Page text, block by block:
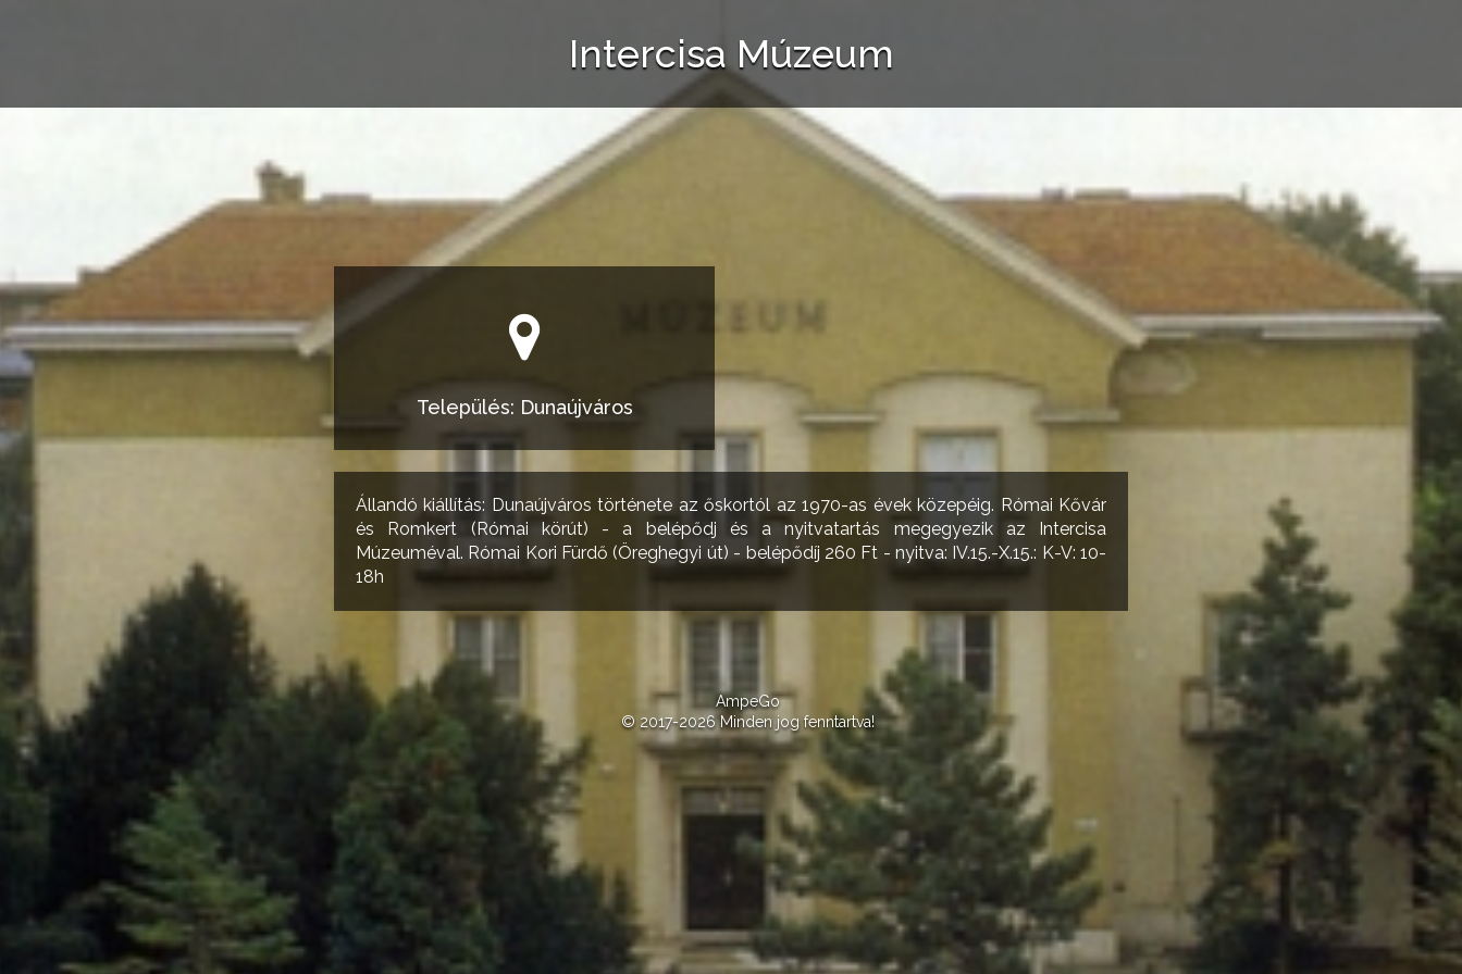
Intercisa Múzeum
Település: Dunaújváros
Állandó kiállítás: Dunaújváros története az őskortól az 1970-as évek közepéig. Római Kővár
és Romkert (Római körút) - a belépődj és a nyitvatartás megegyezik az Intercisa
Múzeuméval. Római Kori Fürdő (Öreghegyi út) - belépődíj 260 Ft - nyitva: IV.15.-X.15.: K-V: 10-
18h
AmpeGo
© 2017-2026 Minden jog fenntartva!